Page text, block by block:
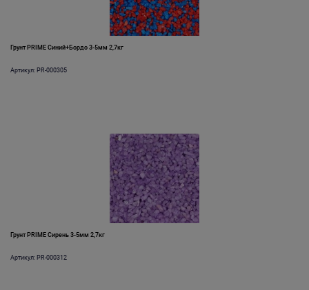
Грунт PRIME Синий+Бордо 3-5мм 2,7кг
Артикул: PR-000305
Грунт PRIME Сирень 3-5мм 2,7кг
Артикул: PR-000312